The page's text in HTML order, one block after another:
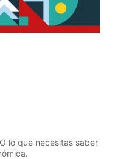
lo que necesitas saber